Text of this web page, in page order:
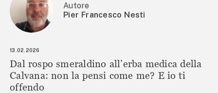
Autore
Pier Francesco Nesti
13.02.2026
Dal rospo smeraldino all’erba medica della
Calvana: non la pensi come me? E io ti
offendo